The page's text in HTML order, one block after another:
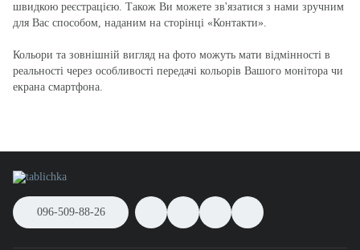
швидкою реєстрацією. Також Ви можете зв'язатися з нами зручним
для Вас способом, наданим на сторінці «Контакти».
Кольори та зовнішній вигляд на фото можуть мати відмінності в
реальності через особливості передачі кольорів Вашого монітора чи
екрана смартфона.
096-509-88-26